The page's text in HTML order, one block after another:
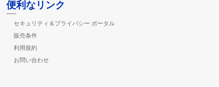
便利なリンク
セキュリティ＆プライバシー ポータル
販売条件
利用規約
お問い合わせ